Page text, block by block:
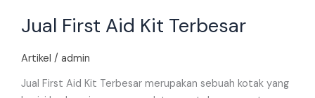
Jual First Aid Kit Terbesar
Artikel / admin
Jual First Aid Kit Terbesar merupakan sebuah kotak yang
First
Kit